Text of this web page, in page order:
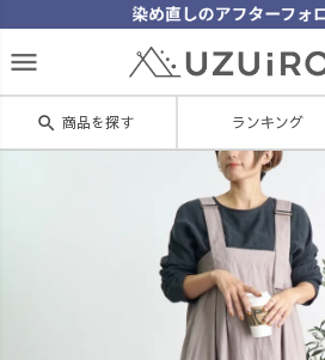
menu
search 商品を探す ランキング